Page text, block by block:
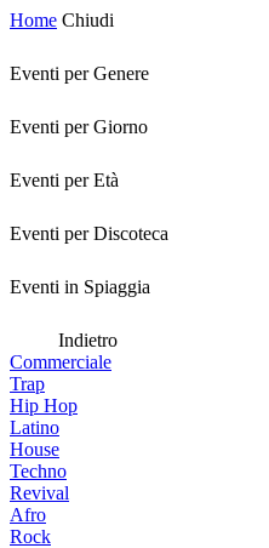
Home Chiudi
Eventi per Genere
Eventi per Giorno
Eventi per Età
Eventi per Discoteca
Eventi in Spiaggia
Indietro
Commerciale
Trap
Hip Hop
Latino
House
Techno
Revival
Afro
Rock